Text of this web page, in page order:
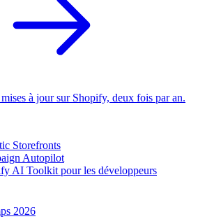
à jour sur Shopify, deux fois par an.
Storefronts
Autopilot
AI Toolkit pour les développeurs
2026